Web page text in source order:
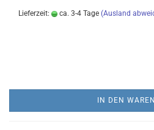
Lieferzeit: ca. 3-4 Tage (Ausland
IN DEN